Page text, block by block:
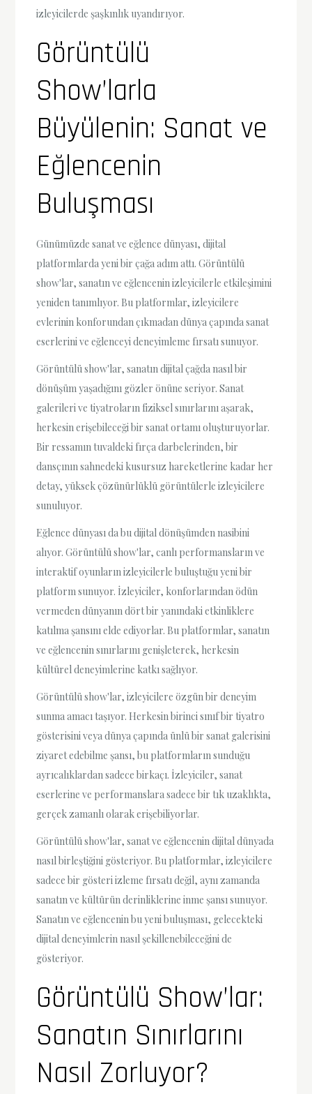
izleyicilerde şaşkınlık uyandırıyor.
Görüntülü
Show’larla
Büyülenin: Sanat ve
Eğlencenin
Buluşması
Günümüzde sanat ve eğlence dünyası, dijital
platformlarda yeni bir çağa adım attı. Görüntülü
show'lar, sanatın ve eğlencenin izleyicilerle etkileşimini
yeniden tanımlıyor. Bu platformlar, izleyicilere
evlerinin konforundan çıkmadan dünya çapında sanat
eserlerini ve eğlenceyi deneyimleme fırsatı sunuyor.
Görüntülü show'lar, sanatın dijital çağda nasıl bir
dönüşüm yaşadığını gözler önüne seriyor. Sanat
galerileri ve tiyatroların fiziksel sınırlarını aşarak,
herkesin erişebileceği bir sanat ortamı oluşturuyorlar.
Bir ressamın tuvaldeki fırça darbelerinden, bir
dansçının sahnedeki kusursuz hareketlerine kadar her
detay, yüksek çözünürlüklü görüntülerle izleyicilere
sunuluyor.
Eğlence dünyası da bu dijital dönüşümden nasibini
alıyor. Görüntülü show'lar, canlı performansların ve
interaktif oyunların izleyicilerle buluştuğu yeni bir
platform sunuyor. İzleyiciler, konforlarından ödün
vermeden dünyanın dört bir yanındaki etkinliklere
katılma şansını elde ediyorlar. Bu platformlar, sanatın
ve eğlencenin sınırlarını genişleterek, herkesin
kültürel deneyimlerine katkı sağlıyor.
Görüntülü show'lar, izleyicilere özgün bir deneyim
sunma amacı taşıyor. Herkesin birinci sınıf bir tiyatro
gösterisini veya dünya çapında ünlü bir sanat galerisini
ziyaret edebilme şansı, bu platformların sunduğu
ayrıcalıklardan sadece birkaçı. İzleyiciler, sanat
eserlerine ve performanslara sadece bir tık uzaklıkta,
gerçek zamanlı olarak erişebiliyorlar.
Görüntülü show'lar, sanat ve eğlencenin dijital dünyada
nasıl birleştiğini gösteriyor. Bu platformlar, izleyicilere
sadece bir gösteri izleme fırsatı değil, aynı zamanda
sanatın ve kültürün derinliklerine inme şansı sunuyor.
Sanatın ve eğlencenin bu yeni buluşması, gelecekteki
dijital deneyimlerin nasıl şekillenebileceğini de
gösteriyor.
Görüntülü Show’lar:
Sanatın Sınırlarını
Nasıl Zorluyor?